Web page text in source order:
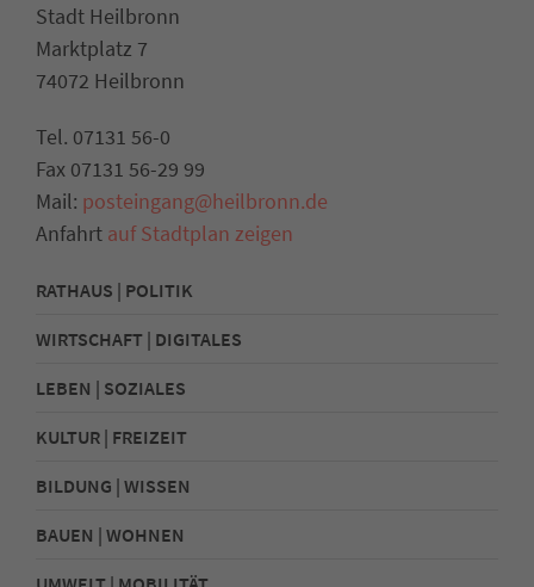
Stadt Heilbronn
Marktplatz 7
74072 Heilbronn
Tel. 07131 56-0
Fax 07131 56-29 99
Mail: posteingang@heilbronn.de
Anfahrt auf Stadtplan zeigen
RATHAUS | POLITIK
WIRTSCHAFT | DIGITALES
LEBEN | SOZIALES
KULTUR | FREIZEIT
BILDUNG | WISSEN
BAUEN | WOHNEN